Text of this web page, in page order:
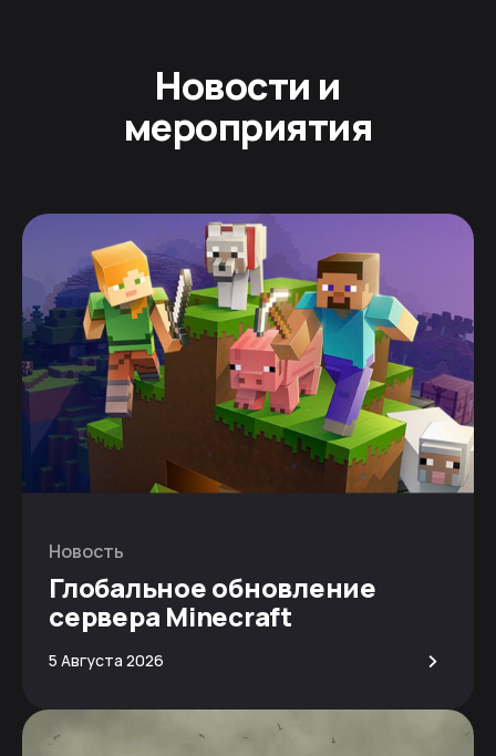
Новости и
мероприятия
Новость
Глобальное обновление
сервера Minecraft
5 Августа 2026 >